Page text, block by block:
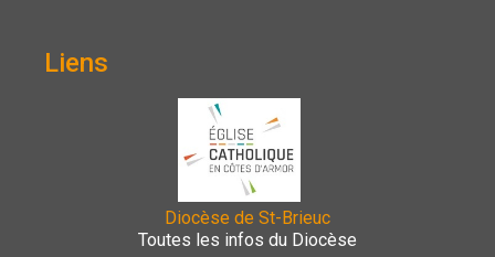
Liens
Diocèse de St-Brieuc
Toutes les infos du Diocèse